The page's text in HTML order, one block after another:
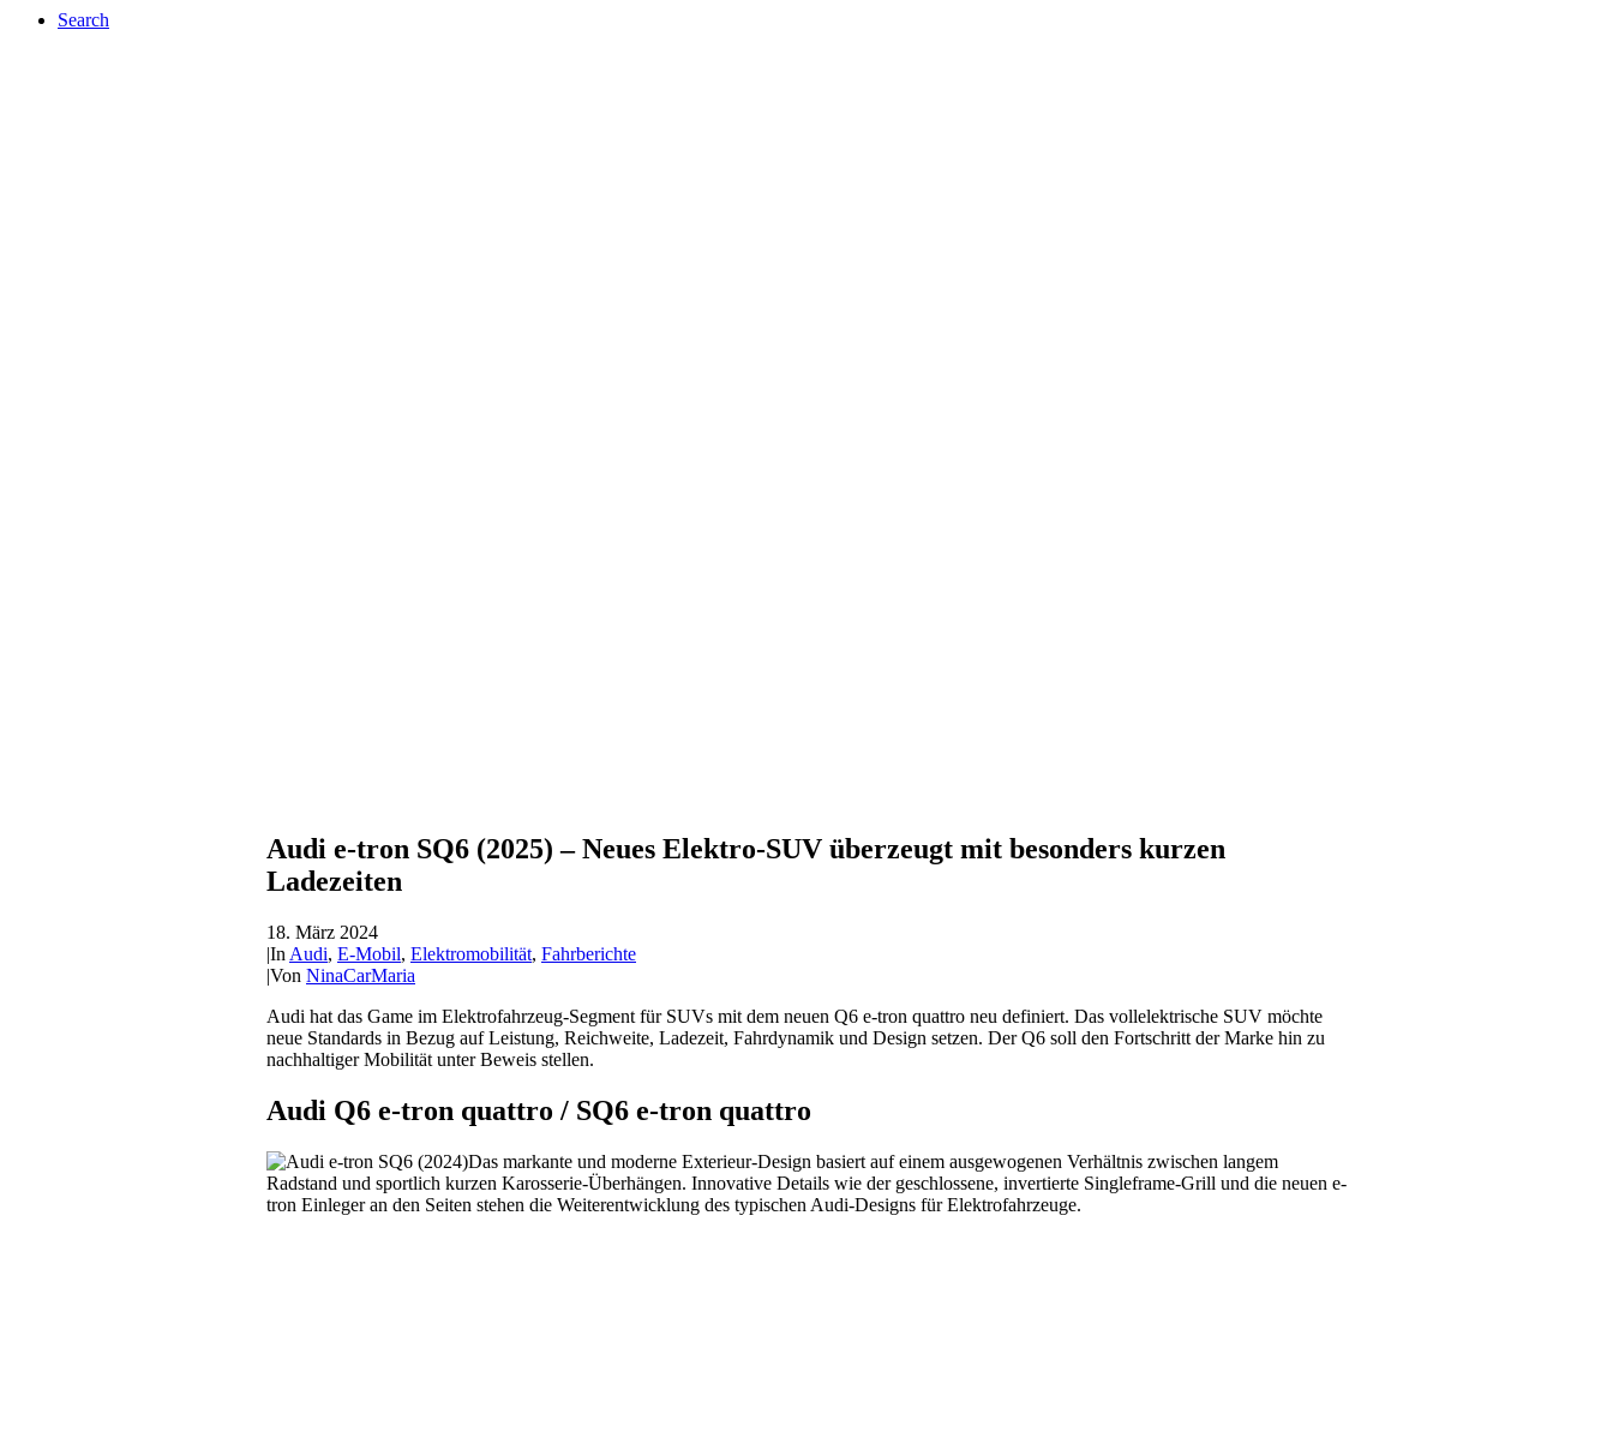
Search
Audi e-tron SQ6 (2025) – Neues Elektro-SUV überzeugt mit besonders kurzen
Ladezeiten
18. März 2024
|In Audi, E-Mobil, Elektromobilität, Fahrberichte
|Von NinaCarMaria
Audi hat das Game im Elektrofahrzeug-Segment für SUVs mit dem neuen Q6 e-tron quattro neu definiert. Das vollelektrische SUV möchte
neue Standards in Bezug auf Leistung, Reichweite, Ladezeit, Fahrdynamik und Design setzen. Der Q6 soll den Fortschritt der Marke hin zu
nachhaltiger Mobilität unter Beweis stellen.
Audi Q6 e-tron quattro / SQ6 e-tron quattro
Das markante und moderne Exterieur-Design basiert auf einem ausgewogenen Verhältnis zwischen langem
Radstand und sportlich kurzen Karosserie-Überhängen. Innovative Details wie der geschlossene, invertierte Singleframe-Grill und die neuen e-
tron Einleger an den Seiten stehen die Weiterentwicklung des typischen Audi-Designs für Elektrofahrzeuge.